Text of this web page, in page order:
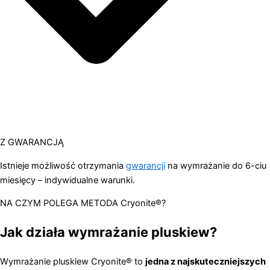
Z GWARANCJĄ
Istnieje możliwość otrzymania gwarancji na wymrażanie do 6-ciu
miesięcy – indywidualne warunki.
NA CZYM POLEGA METODA Cryonite®?
Jak działa wymrażanie pluskiew?
Wymrażanie pluskiew Cryonite® to jedna z najskuteczniejszych